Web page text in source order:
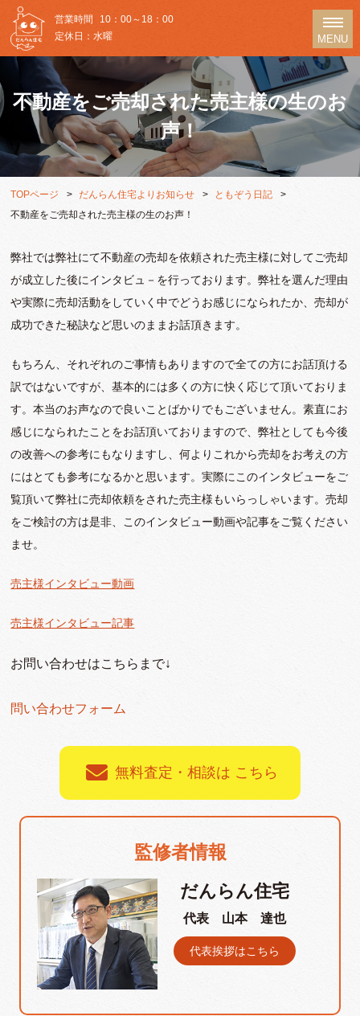
営業時間
10：00～18：00
定休日：水曜
MENU
不動産をご売却された売主様の生のお
声！
TOPページ だんらん住宅よりお知らせ
ともぞう日記
不動産をご売却された売主様の生のお声！
弊社では弊社にて不動産の売却を依頼された売主様に対してご売却
が成立した後にインタビュ－を行っております。弊社を選んだ理由
や実際に売却活動をしていく中でどうお感じになられたか、売却が
成功できた秘訣など思いのままお話頂きます。
もちろん、それぞれのご事情もありますので全ての方にお話頂ける
訳ではないですが、基本的には多くの方に快く応じて頂いておりま
す。本当のお声なので良いことばかりでもございません。素直にお
感じになられたことをお話頂いておりますので、弊社としても今後
の改善への参考にもなりますし、何よりこれから売却をお考えの方
にはとても参考になるかと思います。実際にこのインタビューをご
覧頂いて弊社に売却依頼をされた売主様もいらっしゃいます。売却
をご検討の方は是非、このインタビュー動画や記事をご覧ください
ませ。
売主様インタビュー動画
売主様インタビュー記事
お問い合わせはこちらまで↓
問い合わせフォーム
無料査定・相談は こちら
監修者情報
だんらん住宅
代表 山本 達也
代表挨拶はこちら